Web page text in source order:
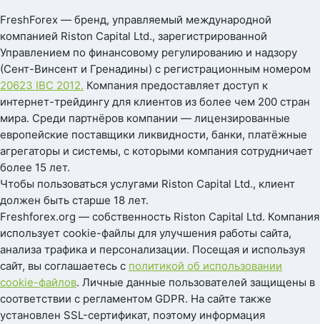
FreshForex — бренд, управляемый международной
компанией Riston Capital Ltd., зарегистрированной
Управлением по финансовому регулированию и надзору
(Сент-Винсент и Гренадины) с регистрационным номером
20623 IBC 2012. Компания предоставляет доступ к
интернет-трейдингу для клиентов из более чем 200 стран
мира. Среди партнёров компании — лицензированные
европейские поставщики ликвидности, банки, платёжные
агрегаторы и системы, с которыми компания сотрудничает
более 15 лет.
Чтобы пользоваться услугами Riston Capital Ltd., клиент
должен быть старше 18 лет.
Freshforex.org — собственность Riston Capital Ltd. Компания
использует cookie-файлы для улучшения работы сайта,
анализа трафика и персонализации. Посещая и используя
сайт, вы соглашаетесь с политикой об использовании
cookie-файлов. Личные данные пользователей защищены в
соответствии с регламентом GDPR. На сайте также
установлен SSL-сертификат, поэтому информация